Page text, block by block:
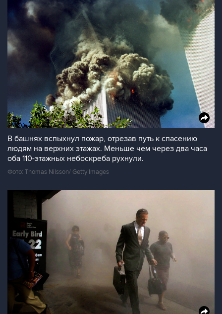
В башнях вспыхнул пожар, отрезав путь к спасению
людям на верхних этажах. Меньше чем через два часа
оба 110-этажных небоскреба рухнули.
Фото: Thomas Nilsson/ Getty Images